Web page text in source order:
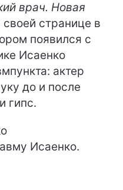
врач. Новая
странице в
появился с
Исаенко
актер
до и после
гипс.
Исаенко.